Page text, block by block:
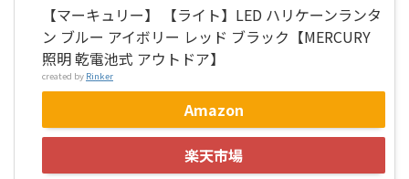
【マーキュリー】 【ライト】LED ハリケーンランタ
ン ブルー アイボリー レッド ブラック【MERCURY
照明 乾電池式 アウトドア】
created by Rinker
Amazon
楽天市場